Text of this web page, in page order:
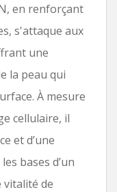
en renforçant
s'attaque aux
une
la peau qui
À mesure
cellulaire, il
et d’une
bases d’un
vitalité de